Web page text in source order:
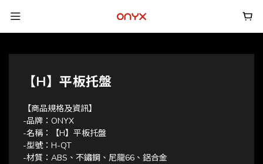
【H】平板托盤
【商品規格及資訊】
-品牌：ONYX
-名稱：【H】平板托盤
-型號：H-QT
-材質：ABS、不鏽鋼、尼龍66、鋁合金